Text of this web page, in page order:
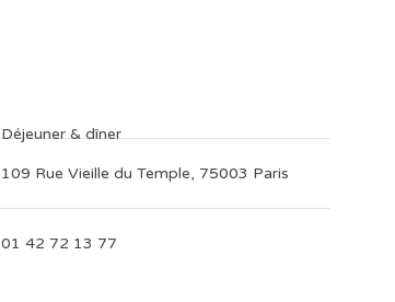
Déjeuner & dîner
109 Rue Vieille du Temple, 75003 Paris
01 42 72 13 77